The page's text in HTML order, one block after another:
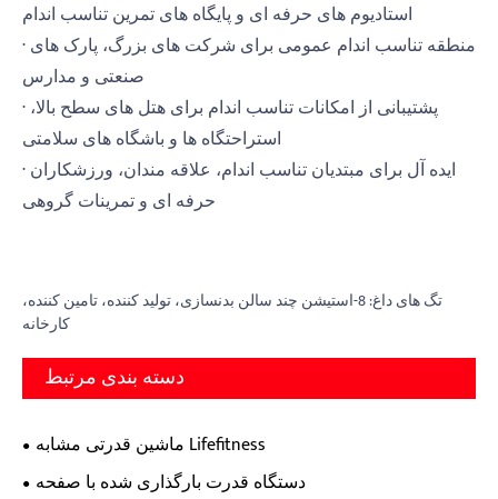
استادیوم های حرفه ای و پایگاه های تمرین تناسب اندام
· منطقه تناسب اندام عمومی برای شرکت های بزرگ، پارک های
صنعتی و مدارس
· پشتیبانی از امکانات تناسب اندام برای هتل های سطح بالا،
استراحتگاه ها و باشگاه های سلامتی
· ایده آل برای مبتدیان تناسب اندام، علاقه مندان، ورزشکاران
حرفه ای و تمرینات گروهی
تگ های داغ: 8-استیشن چند سالن بدنسازی، تولید کننده، تامین کننده،
کارخانه
دسته بندی مرتبط
ماشین قدرتی مشابه Lifefitness
دستگاه قدرت بارگذاری شده با صفحه